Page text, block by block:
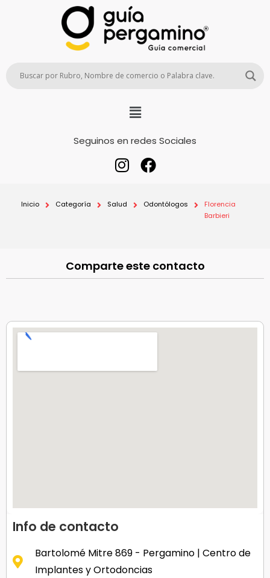
Seguinos en redes Sociales
Inicio Categoría Salud Odontólogos
Florencia
Barbieri
Comparte este contacto
Info de contacto
Bartolomé Mitre 869 - Pergamino | Centro de
Implantes y Ortodoncias